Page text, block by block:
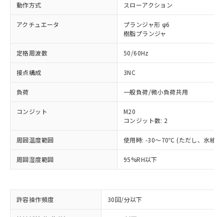
動作方式 スローアクション
アクチュエータ
プランジャ形 φ6
樹脂プランジャ
定格周波数 50/60Hz
接点構成 3NC
負荷 一般負荷/微小負荷共用
コンジット
M20
コンジット数: 2
周囲温度範囲 使用時: -30～70℃ (ただし、氷結し
周囲湿度範囲 95%RH以下
許容操作頻度 30回/分以下